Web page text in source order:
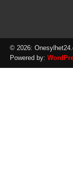
© 2026:
Powered by: